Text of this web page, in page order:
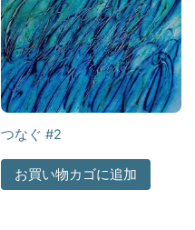
つなぐ #2
お買い物カゴに追加